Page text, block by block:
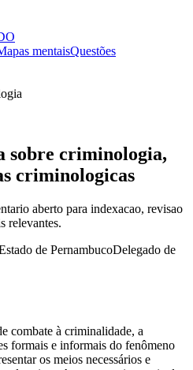
mentaisQuestões
sobre criminologia,
criminologicas
aberto para indexacao, revisao
relevantes.
de PernambucoDelegado de
combate à criminalidade, a
formais e informais do fenômeno
os meios necessários e